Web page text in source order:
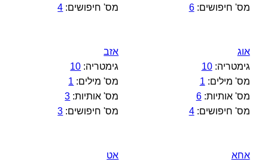
מס' חיפושים:6
מס' חיפושים: 4
אוג
גימטריה:10
מס' מילים: 1
מס' אותיות:6
מס' חיפושים:4
אזב
גימטריה: 10
מס' מילים: 1
מס' אותיות: 3
מס' חיפושים: 3
אחא
אט